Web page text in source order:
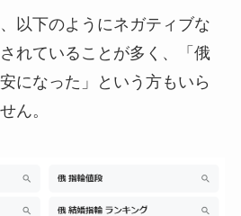
以下のようにネガティブな
れていることが多く、「俄
になった」という方もいら
ん。